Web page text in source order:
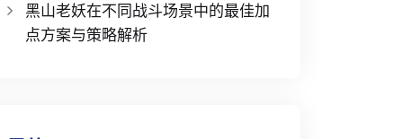
黑山老妖在不同战斗场景中的最佳加
点方案与策略解析